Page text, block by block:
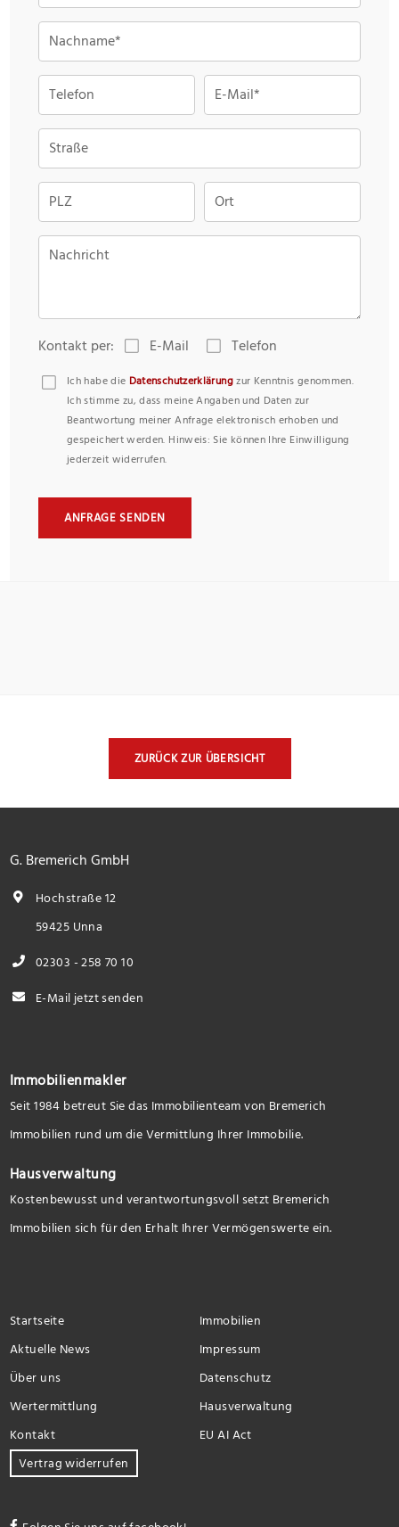
Nachname*
Telefon E-Mail*
Straße
PLZ Ort
Nachricht
Kontakt per: E-Mail Telefon
Ich habe die Datenschutzerklärungzur Kenntnis genommen.
Ich stimme zu, dass meine Angaben und Daten zur
Beantwortung meiner Anfrage elektronisch erhoben und
gespeichert werden. Hinweis: Sie können Ihre Einwilligung
jederzeit widerrufen.
ANFRAGE SENDEN
ZURÜCK ZUR ÜBERSICHT
G. Bremerich GmbH
Hochstraße 12
59425 Unna
02303 - 258 70 10
E-Mail jetzt senden
Immobilienmakler
Seit 1984 betreut Sie das Immobilienteam von Bremerich
Immobilien rund um die Vermittlung Ihrer Immobilie.
Hausverwaltung
Kostenbewusst und verantwortungsvoll setzt Bremerich
Immobilien sich für den Erhalt Ihrer Vermögenswerte ein.
Startseite
Immobilien
Aktuelle News
Impressum
Über uns
Datenschutz
Wertermittlung
Hausverwaltung
Kontakt
EU AI Act
Vertrag widerrufen